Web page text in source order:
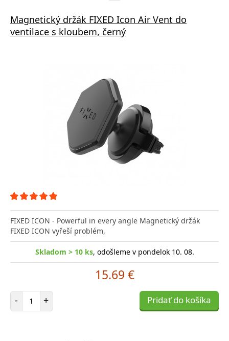
Magnetický držák FIXED Icon Air Vent do
ventilace s kloubem, černý
FIXED ICON - Powerful in every angle Magnetický držák
FIXED ICON vyřeší problém,
Skladom > 10 ks, odošleme v pondelok 10. 08.
15.69 €
- Počet položiek
+ Pridať do košíka